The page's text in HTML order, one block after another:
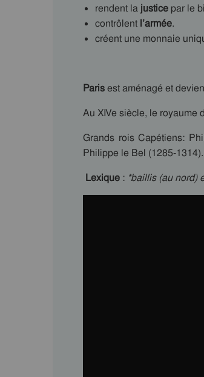
rendent la justice par le
contrôlent l’armée.
créent une monnaie
Parisest aménagé et
Au XIVe siècle, le royaume
Grands rois Capétiens:
Philippe le Bel (1285-1314).
Lexique : *baillis (au nord)